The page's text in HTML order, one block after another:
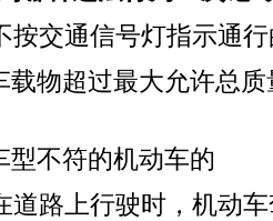
按交通信号灯指示通
载物超过最大允许总
型不符的机动车的
道路上行驶时，机动